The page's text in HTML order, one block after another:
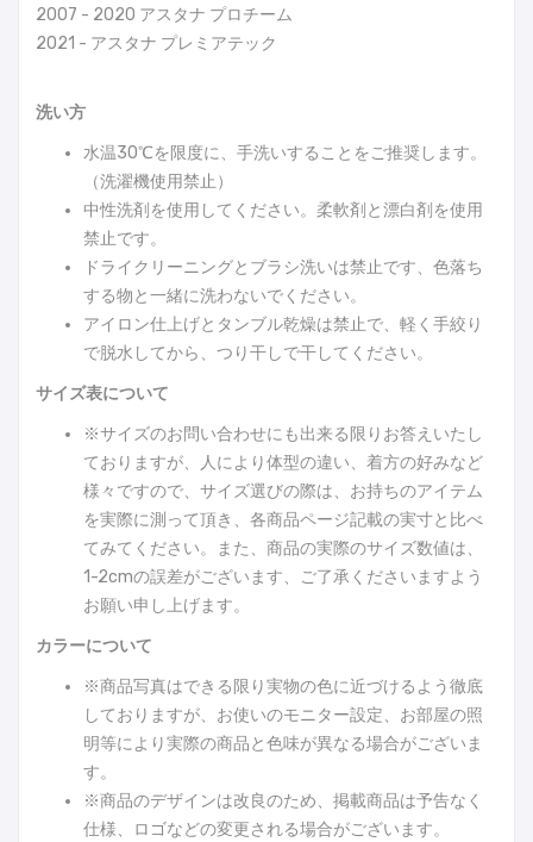
2007 - 2020 アスタナ プロチーム
2021 - アスタナ プレミアテック
洗い方
水温30℃を限度に、手洗いすることをご推奨します。
（洗濯機使用禁止）
中性洗剤を使用してください。柔軟剤と漂白剤を使用
禁止です。
ドライクリーニングとブラシ洗いは禁止です、色落ち
する物と一緒に洗わないでください。
アイロン仕上げとタンブル乾燥は禁止で、軽く手絞り
で脱水してから、つり干しで干してください。
サイズ表について
※サイズのお問い合わせにも出来る限りお答えいたし
ておりますが、人により体型の違い、着方の好みなど
様々ですので、サイズ選びの際は、お持ちのアイテム
を実際に測って頂き、各商品ページ記載の実寸と比べ
てみてください。また、商品の実際のサイズ数値は、
1-2cmの誤差がございます、ご了承くださいますよう
お願い申し上げます。
カラーについて
※商品写真はできる限り実物の色に近づけるよう徹底
しておりますが、お使いのモニター設定、お部屋の照
明等により実際の商品と色味が異なる場合がございま
す。
※商品のデザインは改良のため、掲載商品は予告なく
仕様、ロゴなどの変更される場合がございます。